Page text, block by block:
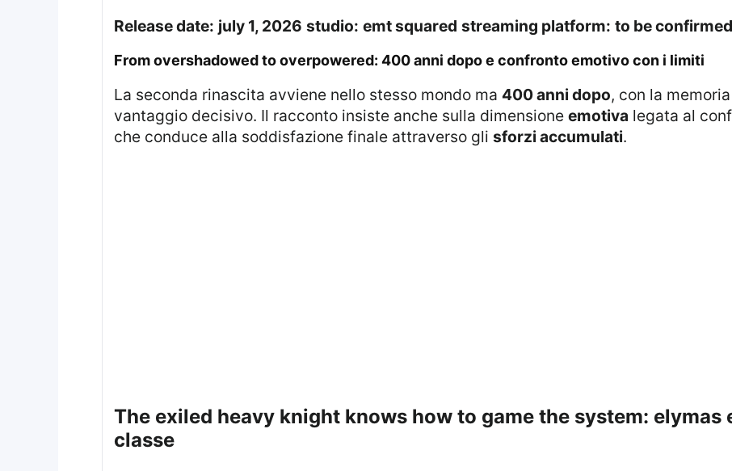
release date: july 1, 2026 studio: emt squared streaming platform: to be confirmed
from overshadowed to overpowered: 400 anni dopo e confronto emotivo con i limiti
La seconda rinascita avviene nello stesso mondo ma 400 anni dopo, con la
vantaggio decisivo. Il racconto insiste anche sulla dimensione emotiva legata al
che conduce alla soddisfazione finale attraverso gli sforzi accumulati.
the exiled heavy knight knows how to game the system: elymas e il valore reale della
classe